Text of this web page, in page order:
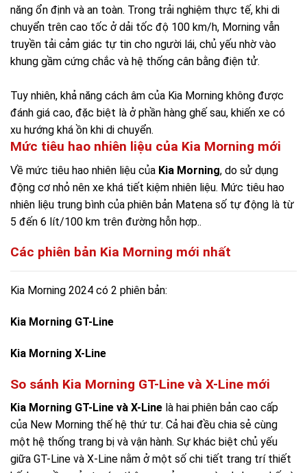
năng ổn định và an toàn. Trong trải nghiệm thực tế, khi di
chuyển trên cao tốc ở dải tốc độ 100 km/h, Morning vẫn
truyền tải cảm giác tự tin cho người lái, chủ yếu nhờ vào
khung gầm cứng chắc và hệ thống cân bằng điện tử.
Tuy nhiên, khả năng cách âm của Kia Morning không được
đánh giá cao, đặc biệt là ở phần hàng ghế sau, khiến xe có
xu hướng khá ồn khi di chuyển.
Mức tiêu hao nhiên liệu của Kia Morning mới
Về mức tiêu hao nhiên liệu của Kia Morning, do sử dụng
động cơ nhỏ nên xe khá tiết kiệm nhiên liệu. Mức tiêu hao
nhiên liệu trung bình của phiên bản Matena số tự động là từ
5 đến 6 lít/100 km trên đường hỗn hợp..
Các phiên bản Kia Morning mới nhất
Kia Morning 2024 có 2 phiên bản:
Kia Morning GT-Line
Kia Morning X-Line
So sánh Kia Morning GT-Line và X-Line mới
Kia Morning GT-Line và X-Line là hai phiên bản cao cấp
của New Morning thế hệ thứ tư. Cả hai đều chia sẻ cùng
một hệ thống trang bị và vận hành. Sự khác biệt chủ yếu
giữa GT-Line và X-Line nằm ở một số chi tiết trang trí thiết